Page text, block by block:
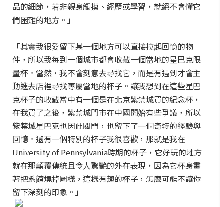
品的細節，若非親身觸摸、經歷或學習，就絕不會懂它
們困難的地方。」
「其實我很愛留下某一個地方可以直接拉起回憶的物
件，所以我每到一個城市都會收藏一個當地的星巴克限
量杯。當然，我不會刻意去尋找它，而是有遇到才會主
動進去店裡尋找專屬當地的杯子。讓我想到在這些星巴
克杯子的收藏當中有一個是在北京紫禁城買的紀念杯，
在我買了之後，紫禁城門市在中國開始有些爭議，所以
紫禁城星巴克也因此關門，也留下了一個奇特的經驗與
回憶。還有一個特別的杯子我很喜歡，那就是我在
University of Pennsylvania時期的杯子，它好玩的地方
就在那顛覆傳統且令人驚艷的外在表現，因為它杯身畫
著把系館燒掉圖樣，這樣有趣的杯子，怎麼可能不讓你
留下深刻的印象。」